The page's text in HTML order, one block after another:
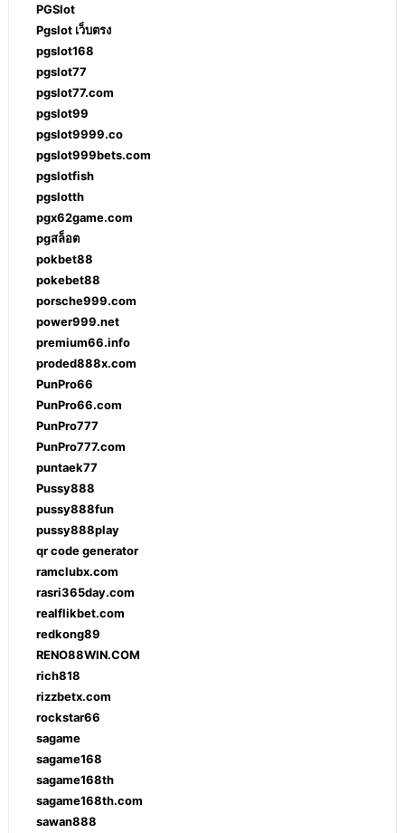
PGSlot
Pgslot เว็บตรง
pgslot168
pgslot77
pgslot77.com
pgslot99
pgslot9999.co
pgslot999bets.com
pgslotfish
pgslotth
pgx62game.com
pgสล็อต
pokbet88
pokebet88
porsche999.com
power999.net
premium66.info
proded888x.com
PunPro66
PunPro66.com
PunPro777
PunPro777.com
puntaek77
Pussy888
pussy888fun
pussy888play
qr code generator
ramclubx.com
rasri365day.com
realflikbet.com
redkong89
RENO88WIN.COM
rich818
rizzbetx.com
rockstar66
sagame
sagame168
sagame168th
sagame168th.com
sawan888